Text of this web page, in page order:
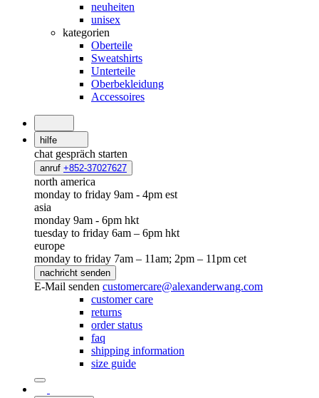
neuheiten
unisex
kategorien
Oberteile
Sweatshirts
Unterteile
Oberbekleidung
Accessoires
hilfe
chat gespräch starten
anruf +852-37027627
north america
monday to friday 9am - 4pm est
asia
monday 9am - 6pm hkt
tuesday to friday 6am – 6pm hkt
europe
monday to friday 7am – 11am; 2pm – 11pm cet
nachricht senden
E-Mail senden customercare@alexanderwang.com
customer care
returns
order status
faq
shipping information
size guide